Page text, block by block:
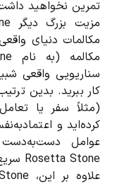
تمرین نخواهید
مکالمات دنیای
سناریویی واقعی
کار ببرید. بدین
کرده‌اید و
عوامل
Rosetta Stone سریع‌تر، عمیق‌تر و ماندگارتر باشد.